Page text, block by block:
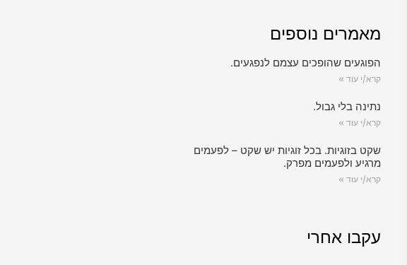
מאמרים נוספים
הפוגעים שהופכים עצמם לנפגעים.
קרא/י עוד »
נתינה בלי גבול.
קרא/י עוד »
שקט בזוגיות. בכל זוגיות יש שקט – לפעמים
מרגיע ולפעמים מפרק.
קרא/י עוד »
עקבו אחרי